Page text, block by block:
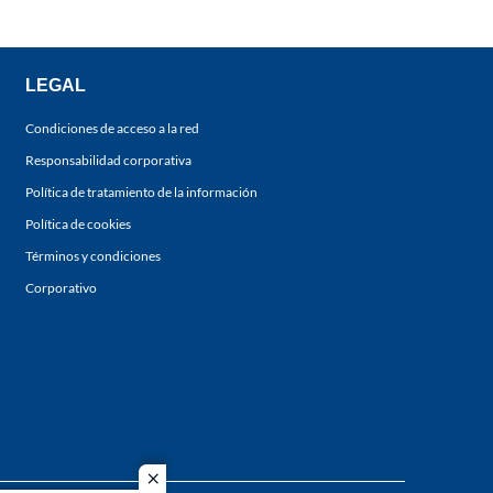
close
LEGAL
Condiciones de acceso a la red
Responsabilidad corporativa
Política de tratamiento de la información
Política de cookies
Términos y condiciones
Corporativo